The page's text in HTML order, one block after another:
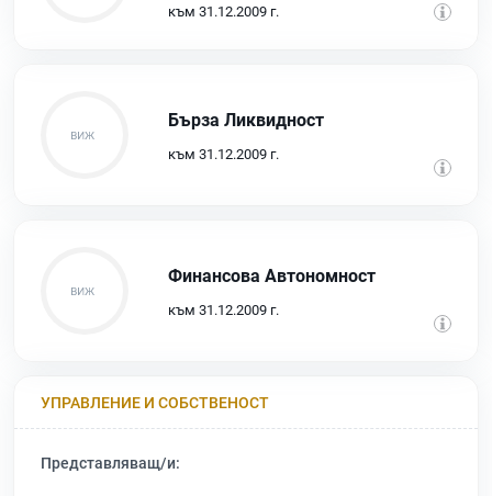
към 31.12.2009 г.
Бърза Ликвидност
към 31.12.2009 г.
Финансова Автономност
към 31.12.2009 г.
УПРАВЛЕНИЕ И СОБСТВЕНОСТ
Представляващ/и: